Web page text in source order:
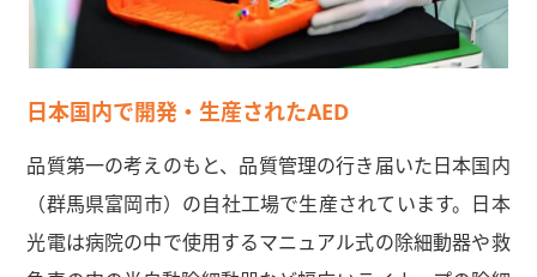
日本国内で開発・生産されたAED
品質第一の考えのもと、品質管理の行き届いた日本国内
（群馬県富岡市）の自社工場で生産されています。日本
光電は病院の中で使用するマニュアル式の除細動器や救